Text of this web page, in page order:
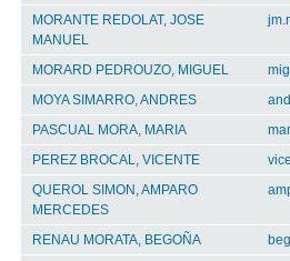
MORANTE REDOLAT, JOSE
MANUEL
MORARD PEDROUZO, MIGUEL
MOYA SIMARRO, ANDRES
PASCUAL MORA, MARIA
PEREZ BROCAL, VICENTE
QUEROL SIMON, AMPARO
MERCEDES
RENAU MORATA, BEGOÑA